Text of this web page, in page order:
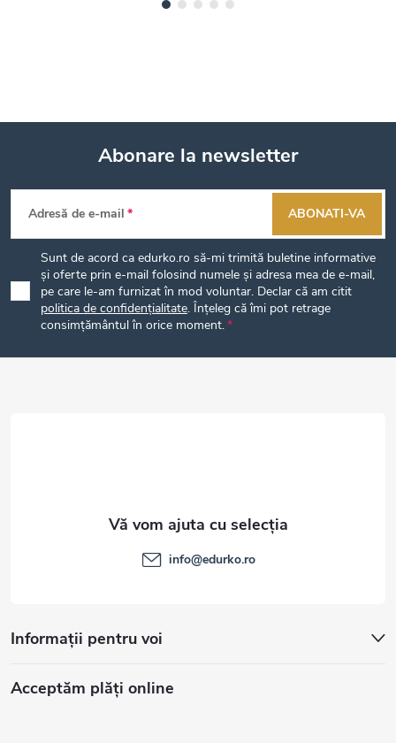
S
u
b
o
Abonare la newsletter
Adresă de e-mail
Sunt de acord ca edurko.ro să-mi trimită buletine informative
și oferte prin e-mail folosind numele și adresa mea de e-mail,
pe care le-am furnizat în mod voluntar. Declar că am citit
politica de confidențialitate. Înțeleg că îmi pot retrage
consimțământul în orice moment.
ABONATI-VA
Informații pentru voi
Acceptăm plăţi online
info@edurko.ro